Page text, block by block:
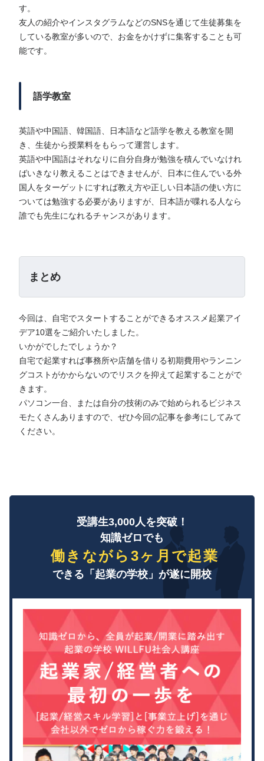
す。
友人の紹介やインスタグラムなどのSNSを通じて生徒募集を
している教室が多いので、お金をかけずに集客することも可
能です。
語学教室
英語や中国語、韓国語、日本語など語学を教える教室を開
き、生徒から授業料をもらって運営します。
英語や中国語はそれなりに自分自身が勉強を積んでいなけれ
ばいきなり教えることはできませんが、日本に住んでいる外
国人をターゲットにすれば教え方や正しい日本語の使い方に
ついては勉強する必要がありますが、日本語が喋れる人なら
誰でも先生になれるチャンスがあります。
まとめ
今回は、自宅でスタートすることができるオススメ起業アイ
デア10選をご紹介いたしました。
いかがでしたでしょうか？
自宅で起業すれば事務所や店舗を借りる初期費用やランニン
グコストがかからないのでリスクを抑えて起業することがで
きます。
パソコン一台、または自分の技術のみで始められるビジネス
モたくさんありますので、ぜひ今回の記事を参考にしてみて
ください。
受講生3,000人を突破！
知識ゼロでも
働きながら3ヶ月で起業
できる「起業の学校」が遂に開校